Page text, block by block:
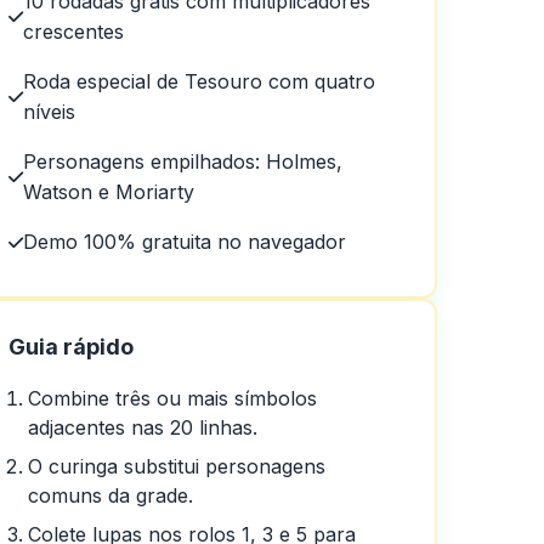
crescentes
Roda especial de Tesouro com quatro
níveis
Personagens empilhados: Holmes,
Watson e Moriarty
Demo 100% gratuita no navegador
Guia rápido
Combine três ou mais símbolos
adjacentes nas 20 linhas.
O curinga substitui personagens
comuns da grade.
Colete lupas nos rolos 1, 3 e 5 para